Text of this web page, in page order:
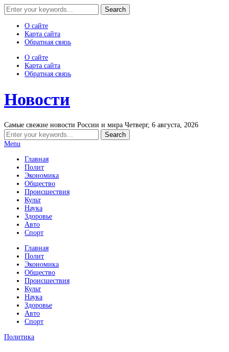
О сайте
Карта сайта
Обратная связь
О сайте
Карта сайта
Обратная связь
Новости
Самые свежие новости России и мира Четверг, 6 августа, 2026
Menu
Главная
Полит
Экономика
Общество
Происшествия
Культ
Наука
Здоровье
Авто
Спорт
Главная
Полит
Экономика
Общество
Происшествия
Культ
Наука
Здоровье
Авто
Спорт
Политика